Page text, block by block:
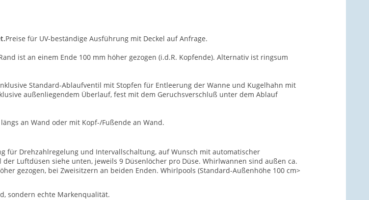
Preise für UV-beständige Ausführung mit Deckel auf Anfrage.
ist an einem Ende 100 mm höher gezogen (i.d.R. Kopfende). Alternativ ist ringsum
Standard-Ablaufventil mit Stopfen für Entleerung der Wanne und Kugelhahn mit
außenliegendem Überlauf, fest mit dem Geruchsverschluß unter dem Ablauf
an Wand oder mit Kopf-/Fußende an Wand.
für Drehzahlregelung und Intervallschaltung, auf Wunsch mit automatischer
Luftdüsen siehe unten, jeweils 9 Düsenlöcher pro Düse. Whirlwannen sind außen ca.
gezogen, bei Zweisitzern an beiden Enden. Whirlpools (Standard-Außenhöhe 100 cm>
sondern echte Markenqualität.